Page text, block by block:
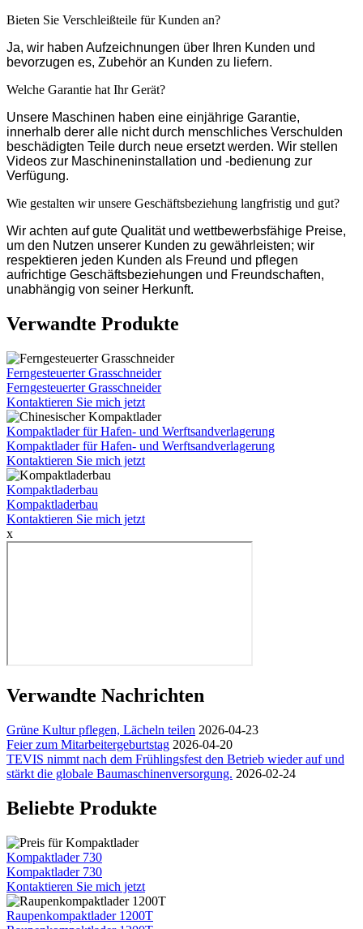
Bieten Sie Verschleißteile für Kunden an?
Ja, wir haben Aufzeichnungen über Ihren Kunden und
bevorzugen es, Zubehör an Kunden zu liefern.
Welche Garantie hat Ihr Gerät?
Unsere Maschinen haben eine einjährige Garantie,
innerhalb derer alle nicht durch menschliches Verschulden
beschädigten Teile durch neue ersetzt werden. Wir stellen
Videos zur Maschineninstallation und -bedienung zur
Verfügung.
Wie gestalten wir unsere Geschäftsbeziehung langfristig und gut?
Wir achten auf gute Qualität und wettbewerbsfähige Preise,
um den Nutzen unserer Kunden zu gewährleisten; wir
respektieren jeden Kunden als Freund und pflegen
aufrichtige Geschäftsbeziehungen und Freundschaften,
unabhängig von seiner Herkunft.
Verwandte Produkte
Ferngesteuerter Grasschneider
Ferngesteuerter Grasschneider
Kontaktieren Sie mich jetzt
Kompaktlader für Hafen- und Werftsandverlagerung
Kompaktlader für Hafen- und Werftsandverlagerung
Kontaktieren Sie mich jetzt
Kompaktladerbau
Kompaktladerbau
Kontaktieren Sie mich jetzt
x
Verwandte Nachrichten
Grüne Kultur pflegen, Lächeln teilen 2026-04-23
Feier zum Mitarbeitergeburtstag 2026-04-20
TEVIS nimmt nach dem Frühlingsfest den Betrieb wieder auf und
stärkt die globale Baumaschinenversorgung. 2026-02-24
Beliebte Produkte
Kompaktlader 730
Kompaktlader 730
Kontaktieren Sie mich jetzt
Raupenkompaktlader 1200T